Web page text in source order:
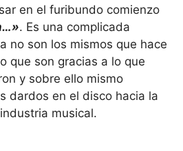
en el furibundo comienzo
. Es una complicada
no son los mismos que hace
que son gracias a lo que
y sobre ello mismo
dardos en el disco hacia la
musical.